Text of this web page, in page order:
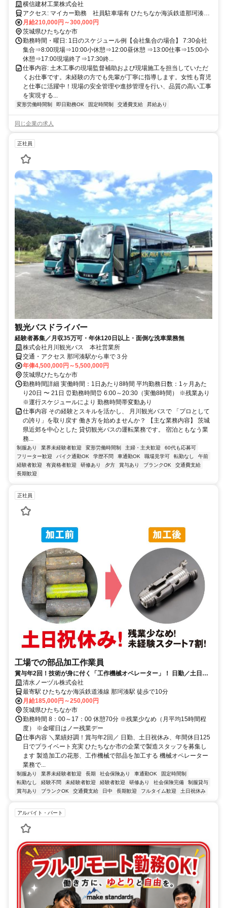
2日120日/残業少月10時間/ひたちなか水戸地元密着/丁寧指導/女性活躍/
賞与２回３ケ月/履歴書不要・見学・お話・お気軽に！
横信建材工業株式会社
アクセス: マイカー勤務 社員駐車場有 ひたちなか海浜鉄道那珂湊駅
から徒歩10分
月給210,000円～300,000円
茨城県ひたちなか市
勤務時間・曜日: 1日のスケジュール例【会社集合の場合】 7:30会社
集合⇒8:00現場⇒10:00小休憩⇒12:00昼休憩 ⇒13:00仕事⇒15:00小
休憩⇒17:00現場終了⇒17:30終...
仕事内容: 土木工事の現場監督補助および現場施工を担当していただ
くお仕事です。未経験の方でも先輩が丁寧に指導します。女性も育児
と仕事に活躍中！現場の安全管理や進捗管理を行い、品質の高い工事
を実現する...
変形労働時間制 即日勤務OK 固定時間制 交通費支給 昇給あり
同じ企業の求人
正社員
観光バスドライバー
経験者募集／月収35万可・年休120日以上・面倒な洗車業務無
株式会社月川観光バス 本社営業所
交通・アクセス 那珂湊駅から車で３分
年俸4,500,000円～5,500,000円
茨城県ひたちなか市
勤務時間詳細 実働時間：1日あたり8時間 平均勤務日数：1ヶ月あた
り20日 〜 21日 ⏰勤務時間⏰ 6:00～20:30（実働8時間） ※残業あり
※運行スケジュールにより 勤務時間帯変動あり
仕事内容 その経験とスキルを活かし、 月川観光バスで 「プロとして
の誇り」を取り戻す 働き方を始めませんか？ 【主な業務内容】 茨城
県近郊を中心とした 貸切観光バスの運転業務です。 宿泊ともなう業
務...
制服あり 業界未経験者歓迎 変形労働時間制 主婦・主夫歓迎
60代も応募可
フリーター歓迎
バイク通勤OK 学歴不問 車通勤OK 職場見学可 転勤なし
午前
経験者歓迎
有資格者歓迎 研修あり 夕方 賞与あり ブランクOK
交通費支給
長期歓迎
正社員
工場での部品加工作業員
賞与年2回！技術が身に付く「工作機械オペレーター」！ 日勤／土日祝
休み／年間休日125日
清水ノーヅル株式会社
最寄駅 ひたちなか海浜鉄道湊線 那珂湊駅 徒歩で10分
月給185,000円～250,000円
茨城県ひたちなか市
勤務時間 8：00～17：00 休憩70分 ※残業少なめ（月平均15時間程
度） ※金曜日はノー残業デー
仕事内容 ＼業績好調！賞与年2回／ 日勤、土日祝休み、年間休日125
日でプライベート充実 ひたちなか市の企業で製造スタッフを募集し
ます 製造加工の花形、工作機械で部品を加工する 機械オペレーター
業務で...
制服あり 業界未経験者歓迎 長期 社会保険あり 車通勤OK
固定時間制
転勤なし
経験不問 未経験者歓迎 経験者歓迎 研修あり 社会保険完備
制服貸与
賞与あり
ブランクOK 交通費支給 日中 長期歓迎 フルタイム歓迎 土日祝休み
アルバイト・パート